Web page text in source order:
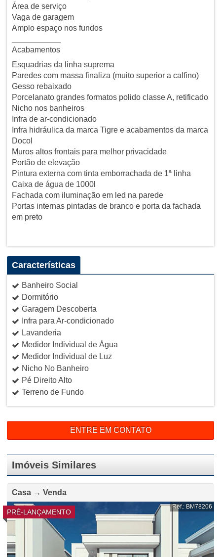
Área de serviço
Vaga de garagem
Amplo espaço nos fundos
Acabamentos
Esquadrias da linha suprema
Paredes com massa finaliza (muito superior a calfino)
Gesso rebaixado
Porcelanato grandes formatos polido classe A, retificado
Nicho nos banheiros
Infra de ar-condicionado
Infra hidráulica da marca Tigre e acabamentos da marca
Docol
Muros altos frontais para melhor privacidade
Portão de elevação
Pintura externa com tinta emborrachada de 1ª linha
Caixa de água de 1000l
Fachada com iluminação em led na parede
Portas internas pintadas de branco e porta da fachada
em preto
Características
Banheiro Social
Dormitório
Garagem Descoberta
Infra para Ar-condicionado
Lavanderia
Medidor Individual de Água
Medidor Individual de Luz
Nicho No Banheiro
Pé Direito Alto
Terreno de Fundo
ENTRE EM CONTATO
Imóveis Similares
Casa → Venda
PRÉ-LANÇAMENTO
Ref.: BM78206